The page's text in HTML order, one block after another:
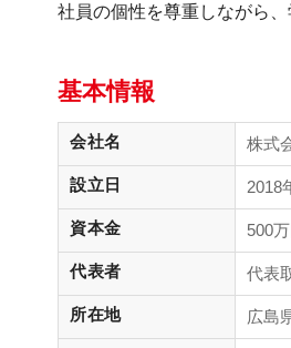
社員の個性を尊重しながら
基本情報
会社名 株式
設立日 2018
資本金 500万
代表者 代表
所在地 広島